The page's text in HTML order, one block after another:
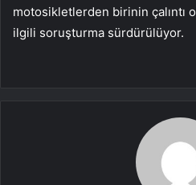
motosikletlerden birinin çalıntı
ilgili soruşturma sürdürülüyor.